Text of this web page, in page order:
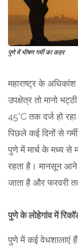
पुणे में भीषण गर्मी का कहर
महाराष्ट्र के अधिकांश
उपक्षेत्र तो मानो
45°C तक दर्ज हो
पिछले कई दिनों से
पुणे में मार्च के मध्य
रहता है। मानसून आने
जाता है और फरवरी
पुणे के लोहेगांव में
पुणे में कई वेधशालाएं हैं,